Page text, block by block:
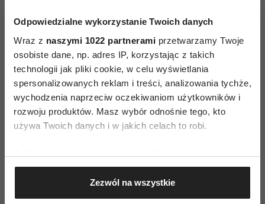
Odpowiedzialne wykorzystanie Twoich danych
Wraz z naszymi 1022 partnerami przetwarzamy Twoje
osobiste dane, np. adres IP, korzystając z takich
technologii jak pliki cookie, w celu wyświetlania
spersonalizowanych reklam i treści, analizowania tychże,
wychodzenia naprzeciw oczekiwaniom użytkowników i
rozwoju produktów. Masz wybór odnośnie tego, kto
używa Twoich danych i w jakich celach to robi.
Jeśli wyrazisz na to zgodę, chcielibyśmy również:
Gromadzić dane dotyczące Twojej lokalizacji
geograficznej z dokładnością nawet do kilku metrów
Identyfikować Twoje urządzenie, aktywnie
Zezwól na wszystkie
emocji, równie ważne są wydarzenia
rozgrywające się poza nim.Twórcy pokazują
doświadczenie emigracji, trudności związane
z rozpoczynaniem życia od nowa oraz cenę, jaką
często płaci się za realizację własnych ambicji.
o drodze na szczyt, równie
mocno skupia się na tym,